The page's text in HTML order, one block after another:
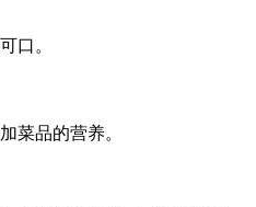
口。
菜品的营养。